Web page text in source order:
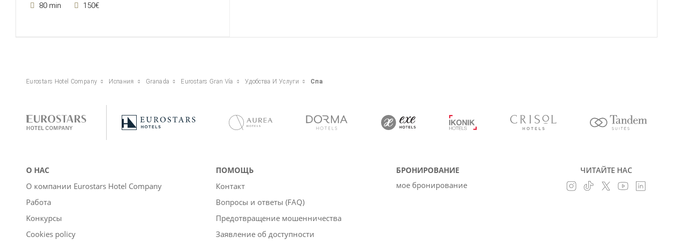
80 min
150€
Eurostars Hotel Company Испания Granada Eurostars Gran Vía Удобства И Услуги Спа
О НАС
О компании Eurostars Hotel Company
Работа
Kонкурсы
Cookies policy
ПОМОЩЬ
Контакт
Вопросы и ответы (FAQ)
Предотвращение мошенничества
Заявление об доступности
БРОНИРОВАНИЕ
мое бронирование
ЧИТАЙТЕ НАС